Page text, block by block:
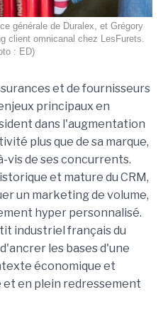
générale de Duralex, et Grégory
client omnicanal chez LesFurets.
: ED)
et de fournisseurs
principaux en
dans l'augmentation
plus que de sa marque,
vis de ses concurrents.
et mature du CRM,
un marketing de volume,
hyper personnalisé.
industriel français du
les bases d'une
économique et
en plein redressement